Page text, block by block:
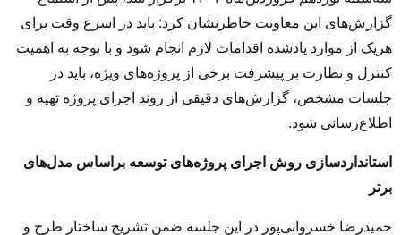
گزارش‌های این معاونت خاطرنشان کرد: باید در اسرع وقت برای
هریک از موارد یادشده اقدامات لازم انجام شود و با توجه به اهمیت
کنترل و نظارت بر پیشرفت برخی از پروژه‌های ویژه، باید در
جلسات مشخص، گزارش‌های دقیقی از روند اجرای پروژه تهیه و
اطلاع‌رسانی شود.
استانداردسازی روش اجرای پروژه‌های توسعه براساس مدل‌های
برتر
حمیدرضا خسروانی‌پور در این جلسه ضمن تشریح ساختار طرح و